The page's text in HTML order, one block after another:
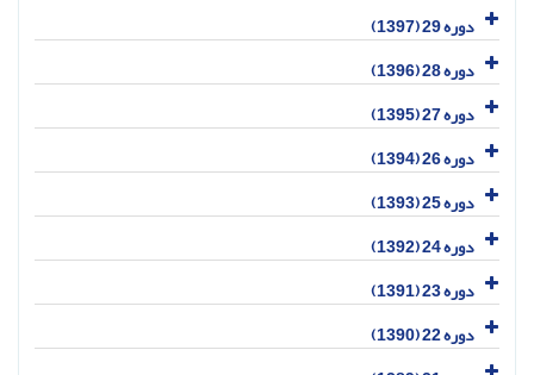
دوره 29 (1397)
دوره 28 (1396)
دوره 27 (1395)
دوره 26 (1394)
دوره 25 (1393)
دوره 24 (1392)
دوره 23 (1391)
دوره 22 (1390)